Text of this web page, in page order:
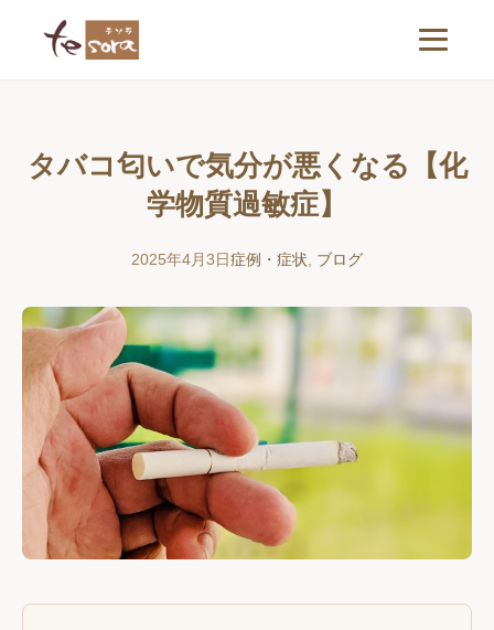
タバコ匂いで気分が悪くなる【化
学物質過敏症】
2025年4月3日症例・症状 ブログ